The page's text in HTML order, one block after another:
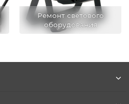
Ремонт светового
оборудования